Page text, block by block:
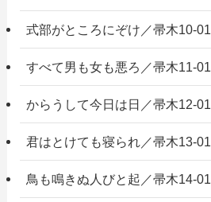
式部がところにぞけ／帚木10-01
すべて男も女も悪ろ／帚木11-01
からうして今日は日／帚木12-01
君はとけても寝られ／帚木13-01
鳥も鳴きぬ人びと起／帚木14-01